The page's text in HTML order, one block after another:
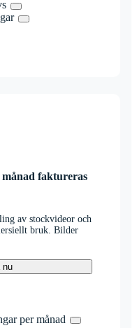
faktureras
av stockvideor och
bruk. Bilder
nu
per månad